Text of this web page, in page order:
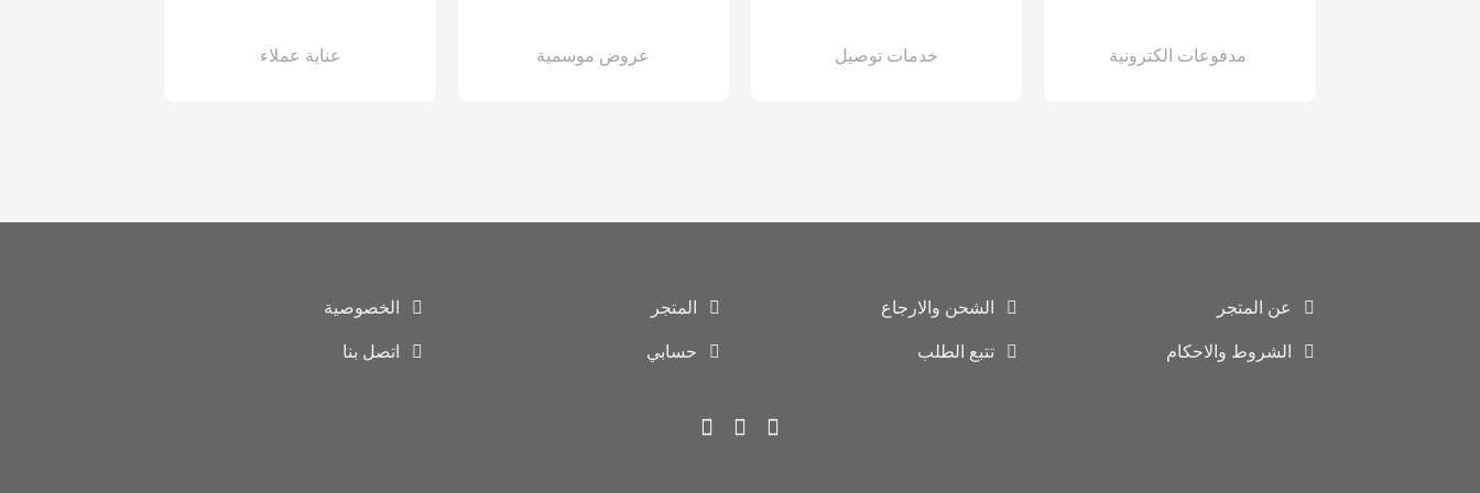
مدفوعات الكترونية خدمات توصيل عروض موسمية عناية عملاء
عن المتجر
الشروط والاحكام
الشحن والارجاع
تتبع الطلب
المتجر
حسابي
الخصوصية
اتصل بنا